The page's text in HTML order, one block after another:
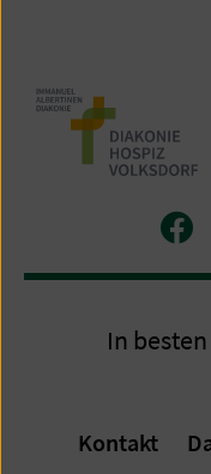
Zum
In
Kontakt